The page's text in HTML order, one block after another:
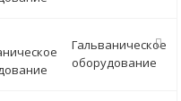
Гальваническое
оборудование